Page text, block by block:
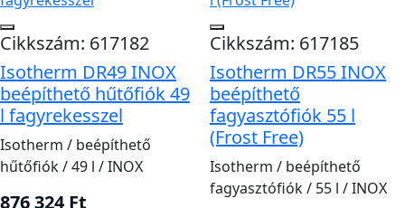
Cikkszám: 617182
Isotherm DR49 INOX
beépíthető hűtőfiók 49
l fagyrekesszel
Isotherm / beépíthető
hűtőfiók / 49 l / INOX
876 324 Ft
Cikkszám: 617185
Isotherm DR55 INOX
beépíthető
fagyasztófiók 55 l
(Frost Free)
Isotherm / beépíthető
fagyasztófiók / 55 l / INOX